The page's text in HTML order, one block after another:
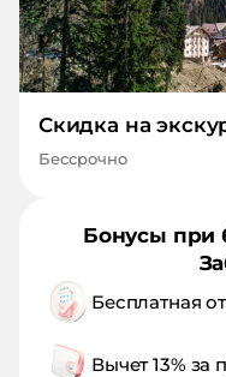
Скидка на
Бессрочно
Бонусы при
Бесплатная
Вычет 13% за